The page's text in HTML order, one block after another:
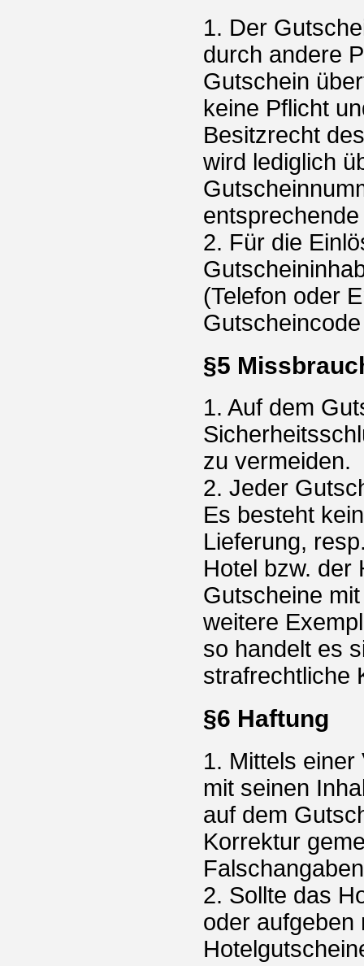
1. Der
durch andere
Gutschein
keine Pflicht
Besitzrecht
wird lediglich
2. Für die
(Telefon oder
§5
1. Auf dem
zu vermeiden.
2. Jeder
Es besteht
Lieferung,
Hotel bzw. der
Gutscheine
weitere
so handelt es
strafrechtliche
§6 Haftung
1. Mittels
mit seinen
auf dem
Korrektur
2. Sollte das
oder aufgeben